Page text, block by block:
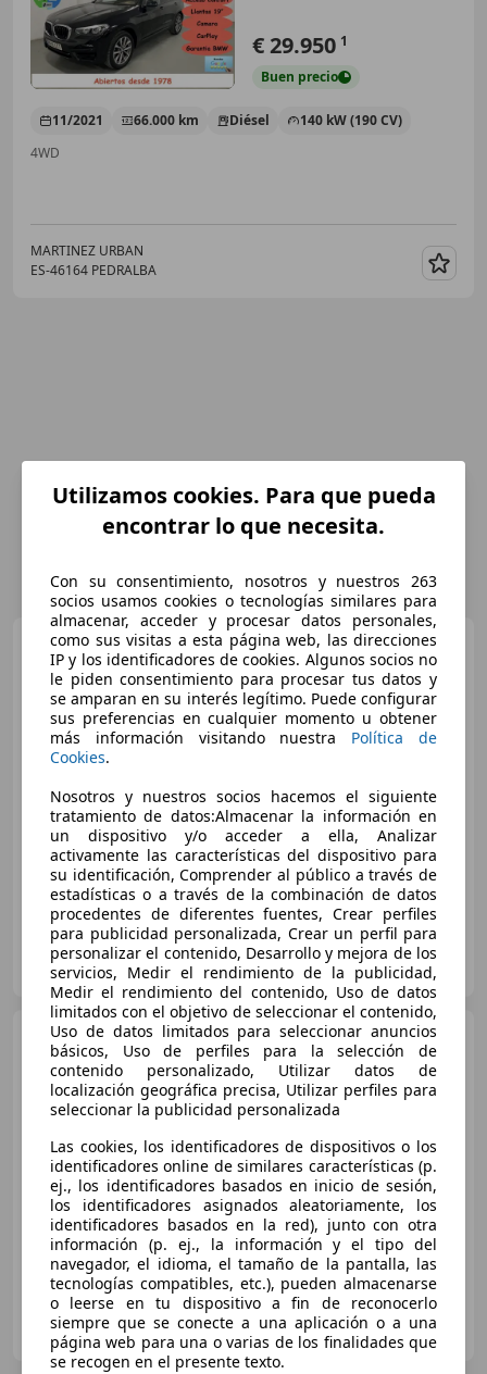
€ 29.950 1
Buen precio
11/2021 66.000 km Diésel
140 kW (190 CV)
4WD
MARTINEZ URBAN
ES-46164 PEDRALBA
BMW X6 xDrive 30dA
€ 61.400
09/2021 31.000 km Diésel
210 kW (286 CV)
4WD
QUALITY CARS
ES-46600 ALZIRA
BMW X2sDrive 18dA
Business
€ 24.990
Precio justo
10/2022 67.000 km Diésel 110 kW (150 CV)
PACÍFICO OCASION Ciudad Real
ES-13005 Ciudad Real
Utilizamos cookies. Para que pueda
encontrar lo que necesita.
Con su consentimiento, nosotros y nuestros 263
socios usamos cookies o tecnologías similares para
almacenar, acceder y procesar datos personales,
como sus visitas a esta página web, las direcciones
IP y los identificadores de cookies. Algunos socios no
le piden consentimiento para procesar tus datos y
se amparan en su interés legítimo. Puede configurar
sus preferencias en cualquier momento u obtener
más información visitando nuestra Política de
Cookies.
Nosotros y nuestros socios hacemos el siguiente
tratamiento de datos:Almacenar la información en
un dispositivo y/o acceder a ella, Analizar
activamente las características del dispositivo para
su identificación, Comprender al público a través de
estadísticas o a través de la combinación de datos
procedentes de diferentes fuentes, Crear perfiles
para publicidad personalizada, Crear un perfil para
personalizar el contenido, Desarrollo y mejora de los
servicios, Medir el rendimiento de la publicidad,
Medir el rendimiento del contenido, Uso de datos
limitados con el objetivo de seleccionar el contenido,
Uso de datos limitados para seleccionar anuncios
básicos, Uso de perfiles para la selección de
contenido personalizado, Utilizar datos de
localización geográfica precisa, Utilizar perfiles para
seleccionar la publicidad personalizada
Las cookies, los identificadores de dispositivos o los
identificadores online de similares características (p.
ej., los identificadores basados en inicio de sesión,
los identificadores asignados aleatoriamente, los
identificadores basados en la red), junto con otra
información (p. ej., la información y el tipo del
navegador, el idioma, el tamaño de la pantalla, las
tecnologías compatibles, etc.), pueden almacenarse
o leerse en tu dispositivo a fin de reconocerlo
siempre que se conecte a una aplicación o a una
página web para una o varias de los finalidades que
se recogen en el presente texto.